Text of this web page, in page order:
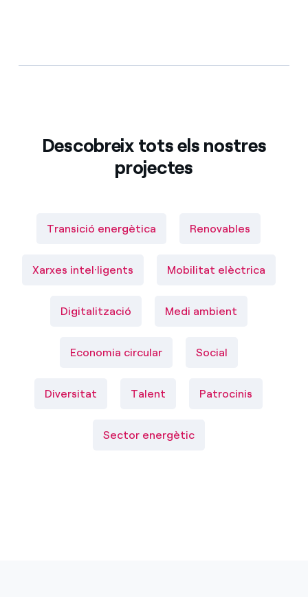
Descobreix tots els nostres
projectes
Transició energètica Renovables
Xarxes intel·ligents Mobilitat elèctrica
Digitalització Medi ambient
Economia circular Social
Diversitat Talent Patrocinis
Sector energètic